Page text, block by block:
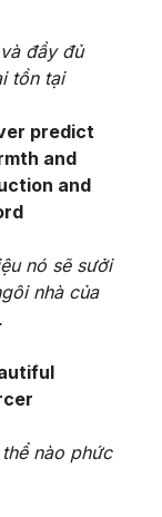
đầy đủ
tồn tại
predict
and
and
nó sẽ sưởi
nhà của
nào phức